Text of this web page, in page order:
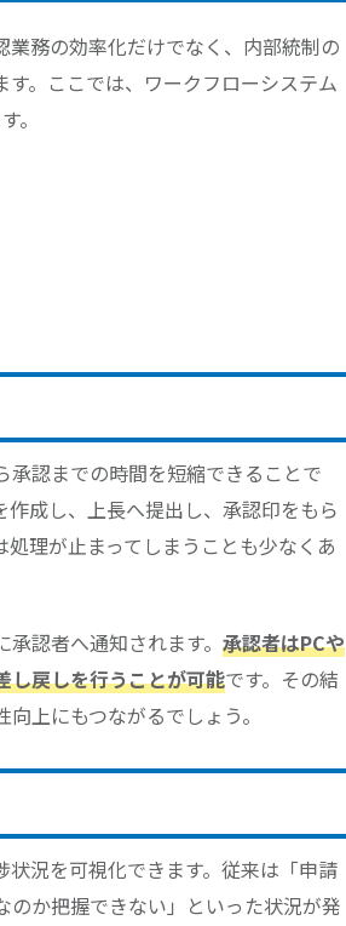
務の効率化だけでなく、内部統制の
。ここでは、ワークフローシステム
。
承認までの時間を短縮できることで
成し、上長へ提出し、承認印をもら
理が止まってしまうことも少なくあ
認者へ通知されます。 承認者はPCや
し戻しを行うことが可能です。その結
上にもつながるでしょう。
況を可視化できます。従来は「申請
か把握できない」といった状況が発